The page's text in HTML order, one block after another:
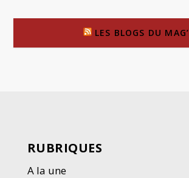
LES BLOGS DU MAG’
RUBRIQUES
A la une